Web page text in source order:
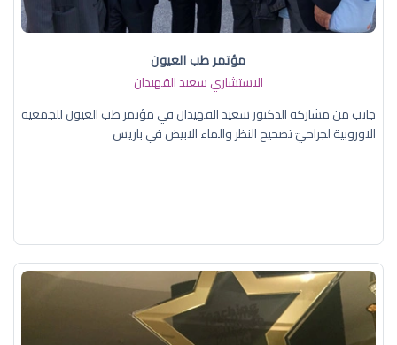
مؤتمر طب العيون
الاستشاري سعيد القهيدان
جانب من مشاركة الدكتور سعيد القهيدان في مؤتمر طب العيون للجمعيه
الاوروبية لجراحيّ تصحيح النظر والماء الابيض في باريس